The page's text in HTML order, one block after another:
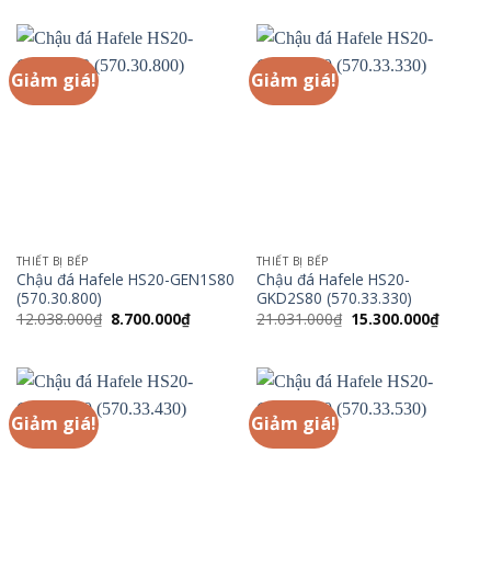
8.700.000₫.
Giảm giá!
THIẾT BỊ BẾP
Chậu đá Hafele HS20-GEN1S80
(570.30.800)
12.038.000₫ Giá
gốc
8.700.000₫Giá
hiện
8.700.000₫.
Giảm giá!
THIẾT BỊ BẾP
Chậu đá Hafele HS20-
GKD2S80 (570.33.330)
21.031.000₫ Giá
gốc
15.300.000₫Giá
hiện
Giảm giá! Giảm giá!